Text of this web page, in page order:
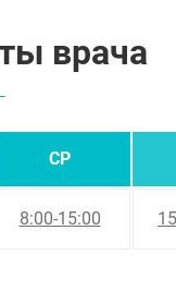
врача
СР
8:00-15:00